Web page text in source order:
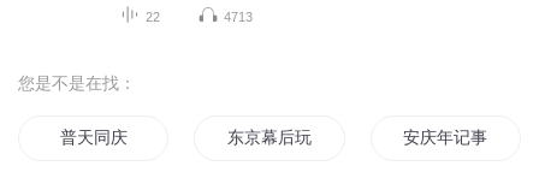
22 4713
您是不是在找：
普天同庆 东京幕后玩家 安庆年记事